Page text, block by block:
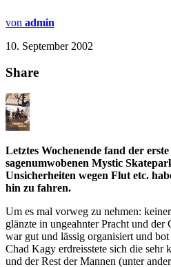
von admin
10. September 2002
Share
Letztes Wochenende fand der
sagenumwobenen Mystic
Unsicherheiten wegen Flut etc.
hin zu fahren.
Um es mal vorweg zu nehmen:
glänzte in ungeahnter Pracht und
war gut und lässig organisiert und
Chad Kagy erdreisstete sich die sehr
und der Rest der Mannen (unter